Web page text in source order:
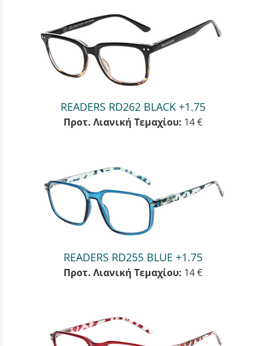
READERS RD262 BLACK +1.75
Προτ. Λιανική Τεμαχίου: 14 €
READERS RD255 BLUE +1.75
Προτ. Λιανική Τεμαχίου: 14 €